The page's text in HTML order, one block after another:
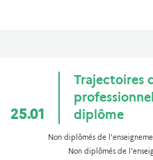
25.01
Trajectoires
diplôme
Non diplômés de
Non diplômés de